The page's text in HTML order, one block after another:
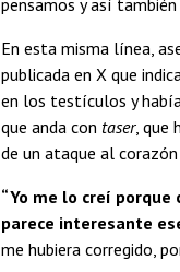
pensamos y así
En esta misma línea,
publicada en X que
en los testículos y
que anda con taser, que
de un ataque al
“Yo me lo creí
parece interesante
me hubiera corregido,